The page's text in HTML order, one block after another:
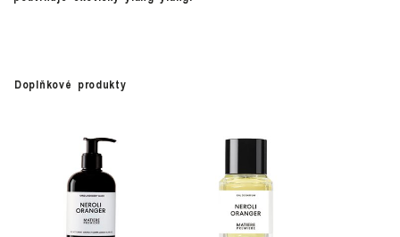
Doplňkové produkty